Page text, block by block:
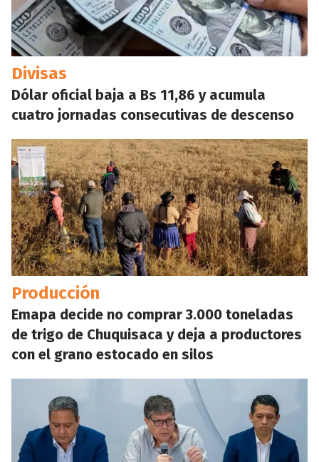
Divisas
Dólar oficial baja a Bs 11,86 y acumula
cuatro jornadas consecutivas de descenso
Producción
Emapa decide no comprar 3.000 toneladas
de trigo de Chuquisaca y deja a productores
con el grano estocado en silos